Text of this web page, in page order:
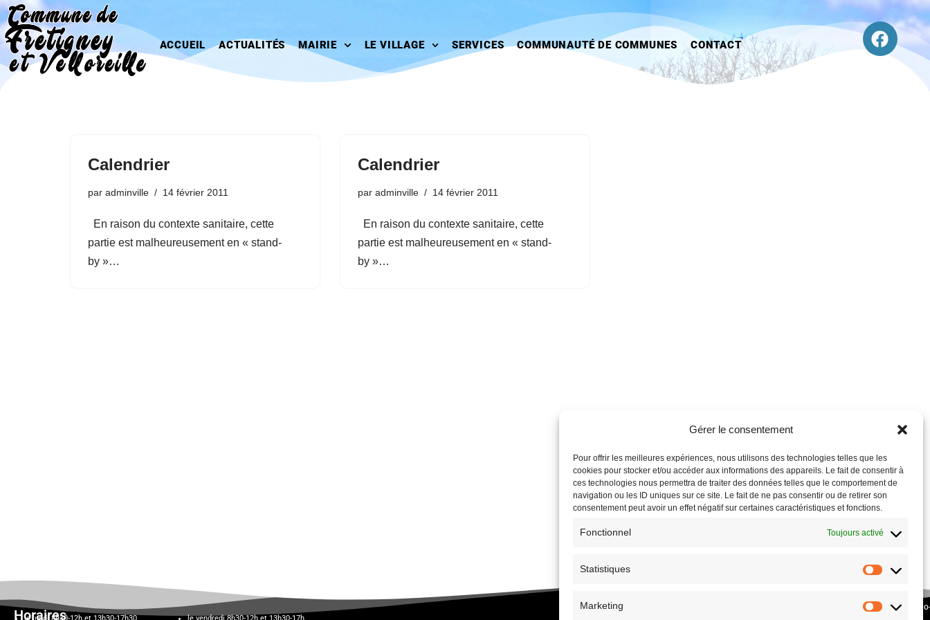
Gérer le consentement
Pour offrir les meilleures expériences, nous utilisons des technologies telles que les
cookies pour stocker et/ou accéder aux informations des appareils. Le fait de consentir à
ces technologies nous permettra de traiter des données telles que le comportement de
navigation ou les ID uniques sur ce site. Le fait de ne pas consentir ou de retirer son
consentement peut avoir un effet négatif sur certaines caractéristiques et fonctions.
Fonctionnel Toujours activé
Statistiques
Marketing
Aller
au
contenu
ACCUEIL ACTUALITÉS MAIRIE LE VILLAGE SERVICES COMMUNAUTÉ DE COMMUNES CONTACT
Calendrier
par adminville 14 février 2011
En raison du contexte sanitaire, cette
partie est malheureusement en « stand-
by »…
Calendrier
par adminville 14 février 2011
En raison du contexte sanitaire, cette
partie est malheureusement en « stand-
by »…
Horaires
ASSOCIATION CULTURE